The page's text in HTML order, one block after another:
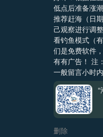
低点后准备涨
推荐赶海（日
己观察进行调
看钓鱼模式（
们是免费软件
有有广告！ 注
一般留言小时
删除